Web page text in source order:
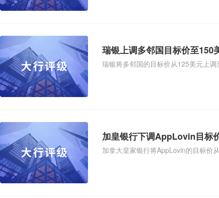
瑞银上调多邻国目标价至150
瑞银将多邻国的目标价从125美元上
加皇银行下调AppLovin目标
加拿大皇家银行将AppLovin的目标价